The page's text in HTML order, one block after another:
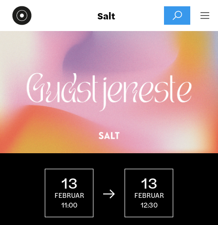
Salt  
13
FEBRUAR
11:00

13
FEBRUAR
12:30